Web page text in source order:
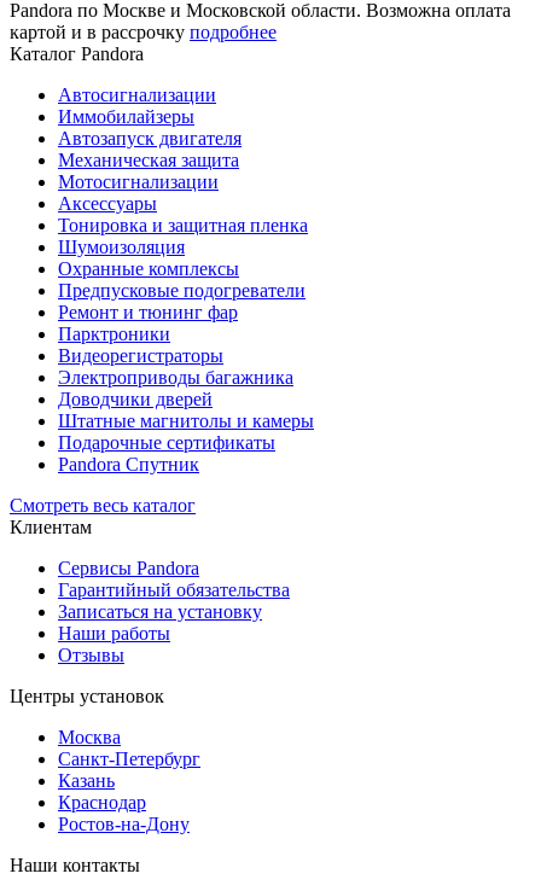
Pandora по Москве и Московской области. Возможна оплата
картой и в рассрочку подробнее
Каталог Pandora
Автосигнализации
Иммобилайзеры
Автозапуск двигателя
Механическая защита
Мотосигнализации
Аксессуары
Тонировка и защитная пленка
Шумоизоляция
Охранные комплексы
Предпусковые подогреватели
Ремонт и тюнинг фар
Парктроники
Видеорегистраторы
Электроприводы багажника
Доводчики дверей
Штатные магнитолы и камеры
Подарочные сертификаты
Pandora Спутник
Смотреть весь каталог
Клиентам
Сервисы Pandora
Гарантийный обязательства
Записаться на установку
Наши работы
Отзывы
Центры установок
Москва
Санкт-Петербург
Казань
Краснодар
Ростов-на-Дону
Наши контакты